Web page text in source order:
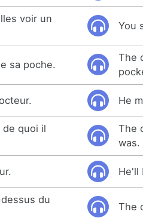
voir un
You
sa poche.
The
He
quoi il
The
was.
He'll
du
The